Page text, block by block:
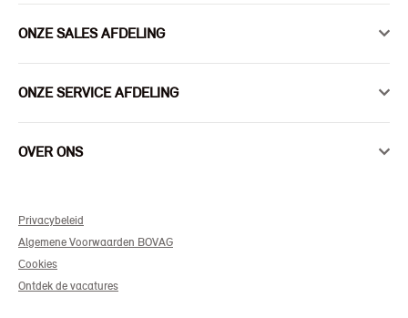
ONZE SALES AFDELING
ONZE SERVICE AFDELING
OVER ONS
Privacybeleid
Algemene Voorwaarden BOVAG
Cookies
Ontdek de vacatures